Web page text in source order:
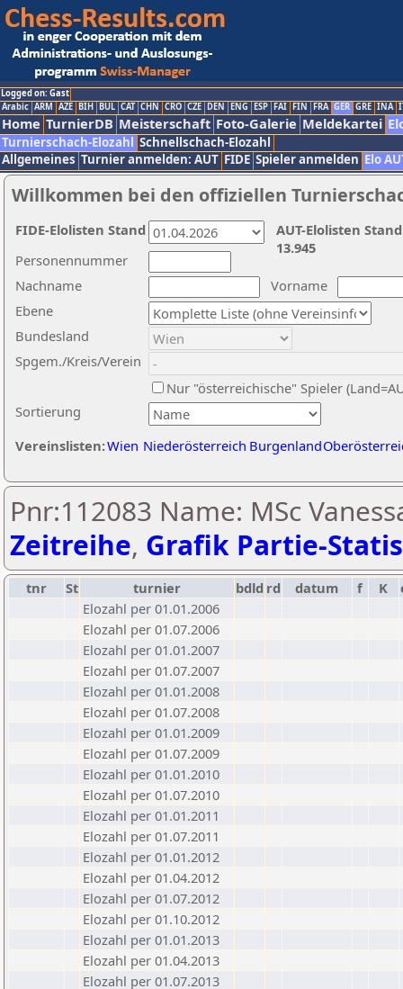
Logged on: Gast
Arabic ARM AZE BIH BUL CAT CHN CRO CZE DEN ENG ESP FAI FIN FRA GER GRE INA
Home TurnierDB Meisterschaft Foto-Galerie Meldekartei
Turnierschach-Elozahl Schnellschach-Elozahl
Allgemeines Turnier anmelden: AUT FIDE Spieler anmelden Elo
Willkommen bei den offiziellen
Nachname
Vorname
Ebene
Sortierung
Personennummer
Bundesland
Spgem./Kreis/Verein
Nur "österreichische" Spieler
Vereinslisten:Wien Niederösterreich Burgenland
AUT-Elolisten
13.945
FIDE-Elolisten Stand
Pnr:112083 Name: MSc
Zeitreihe, Grafik Partie-
tnr St turnier bdld rd datum f K
Elozahl per 01.01.2006
Elozahl per 01.07.2006
Elozahl per 01.01.2007
Elozahl per 01.07.2007
Elozahl per 01.01.2008
Elozahl per 01.07.2008
Elozahl per 01.01.2009
Elozahl per 01.07.2009
Elozahl per 01.01.2010
Elozahl per 01.07.2010
Elozahl per 01.01.2011
Elozahl per 01.07.2011
Elozahl per 01.01.2012
Elozahl per 01.04.2012
Elozahl per 01.07.2012
Elozahl per 01.10.2012
Elozahl per 01.01.2013
Elozahl per 01.04.2013
Elozahl per 01.07.2013